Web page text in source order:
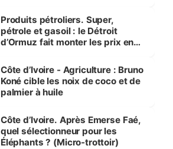
menacées
Produits pétroliers. Super,
pétrole et gasoil : le Détroit
d’Ormuz fait monter les prix en
Côte d’Ivoire - Agriculture : Bruno
Koné cible les noix de coco et de
palmier à huile
Côte d’Ivoire. Après Emerse Faé,
quel sélectionneur pour les
Éléphants ? (Micro-trottoir)